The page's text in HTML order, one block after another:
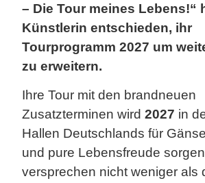
– Die Tour meines Lebens!“
Künstlerin entschieden, ihr
Tourprogramm 2027 um
zu erweitern.
Ihre Tour mit den brandneuen
Zusatzterminen wird2027 in
Hallen Deutschlands für
und pure Lebensfreude
versprechen nicht weniger als